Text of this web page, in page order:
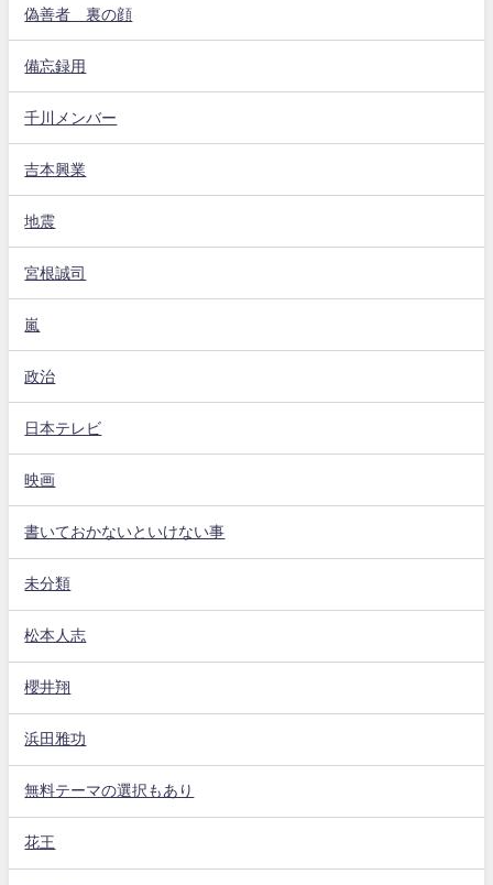
偽善者 裏の顔
備忘録用
千川メンバー
吉本興業
地震
宮根誠司
嵐
政治
日本テレビ
映画
書いておかないといけない事
未分類
松本人志
櫻井翔
浜田雅功
無料テーマの選択もあり
花王